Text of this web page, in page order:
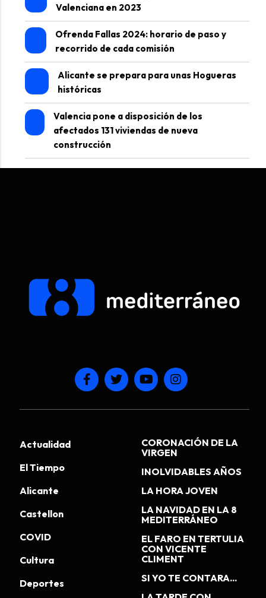
Valenciana en 2023
Ofrenda Fallas 2024: horario de paso y
recorrido de cada comisión
Alicante se prepara para unas Hogueras
históricas
Valencia pone a disposición de los
afectados 131 viviendas de nueva
construcción
Actualidad
El Tiempo
Alicante
Castellon
COVID
Cultura
Deportes
CORONACIÓN DE LA
VIRGEN
INOLVIDABLES AÑOS
LA HORA JOVEN
LA NAVIDAD EN LA 8
MEDITERRÁNEO
EL FARO EN TERTULIA
CON VICENTE
CLIMENT
SI YO TE CONTARA...